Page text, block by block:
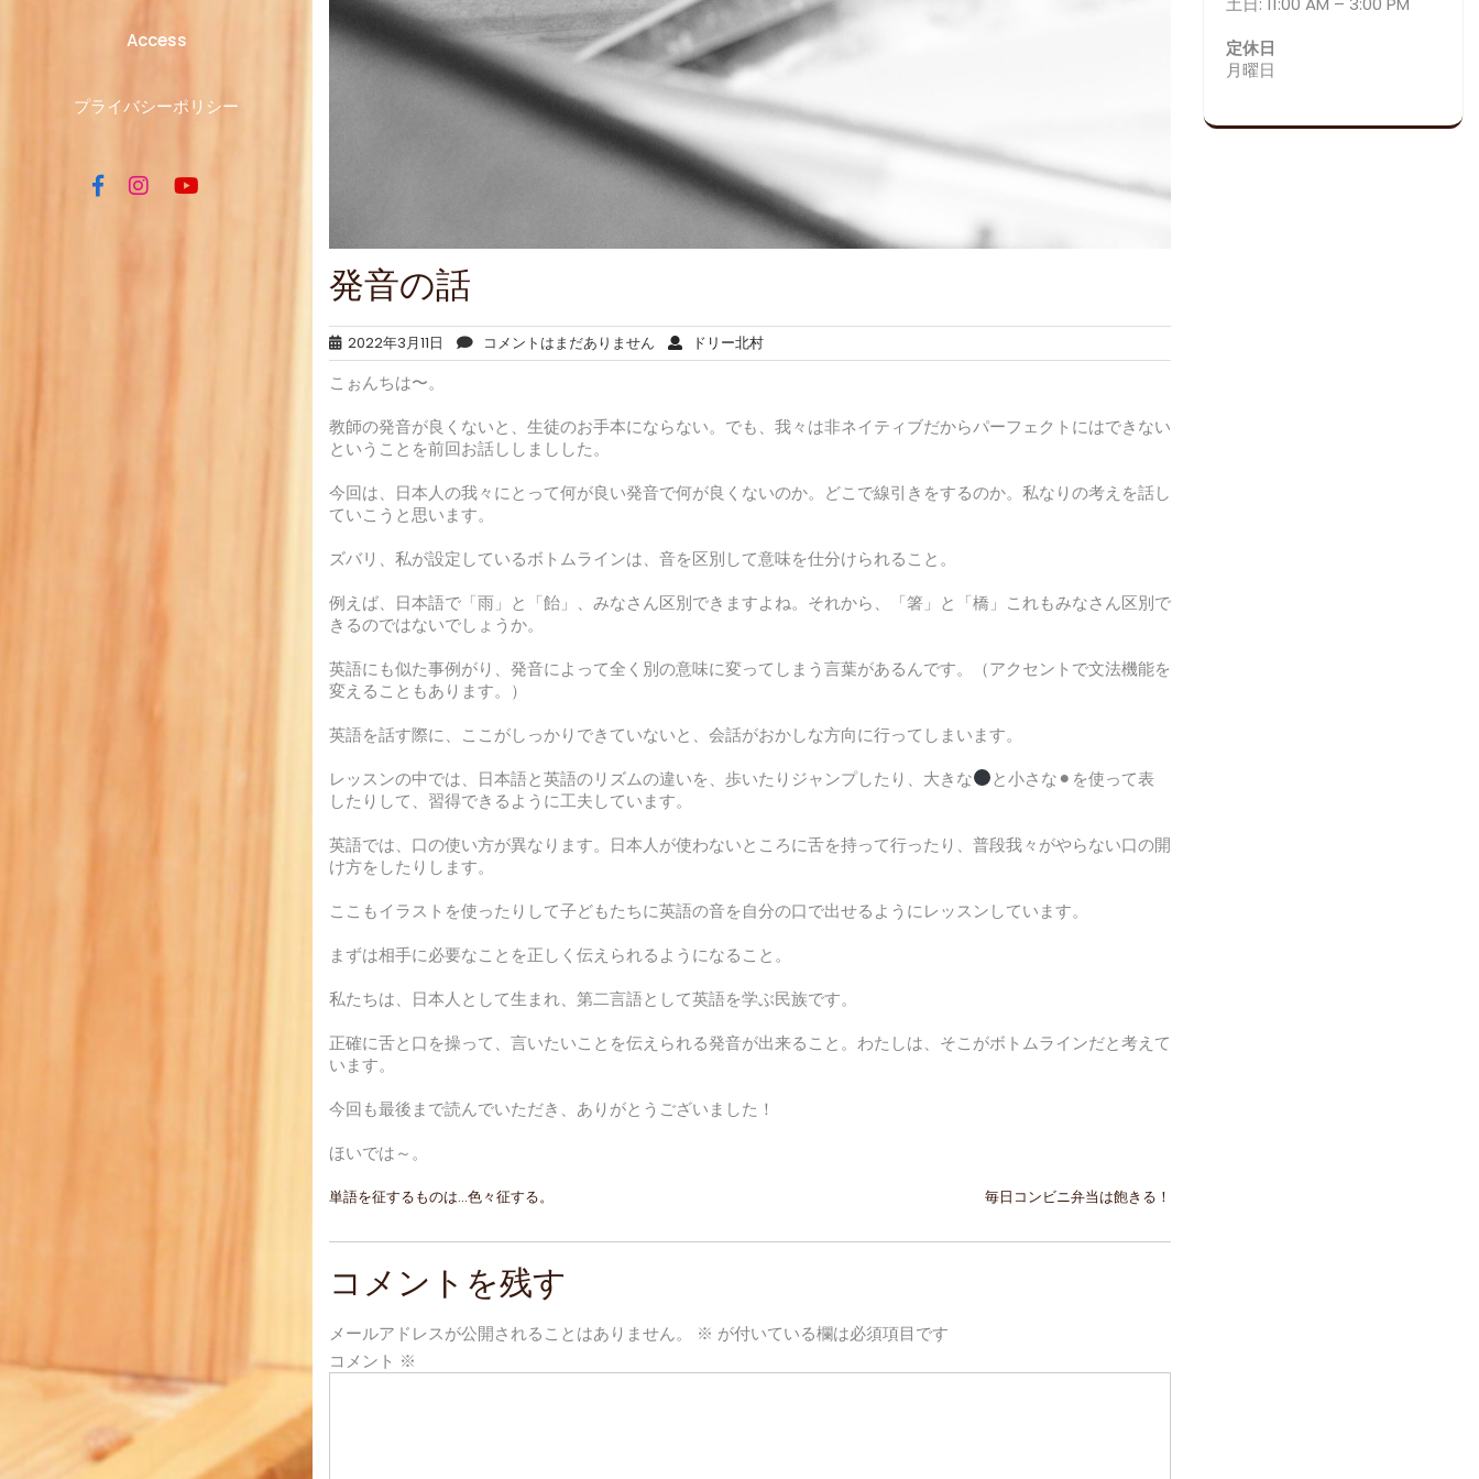
Access
プライバシーポリシー
発音の話
2022年3月11日 コメントはまだありません ドリー北村
こぉんちは〜。
教師の発音が良くないと、生徒のお手本にならない。でも、我々は非ネイティブだからパーフェクトにはできない
ということを前回お話ししましした。
今回は、日本人の我々にとって何が良い発音で何が良くないのか。どこで線引きをするのか。私なりの考えを話し
ていこうと思います。
ズバリ、私が設定しているボトムラインは、音を区別して意味を仕分けられること。
例えば、日本語で「雨」と「飴」、みなさん区別できますよね。それから、「箸」と「橋」これもみなさん区別で
きるのではないでしょうか。
英語にも似た事例がり、発音によって全く別の意味に変ってしまう言葉があるんです。（アクセントで文法機能を
変えることもあります。）
英語を話す際に、ここがしっかりできていないと、会話がおかしな方向に行ってしまいます。
レッスンの中では、日本語と英語のリズムの違いを、歩いたりジャンプしたり、大きな
と小さな⚫︎を使って表
したりして、習得できるように工夫しています。
英語では、口の使い方が異なります。日本人が使わないところに舌を持って行ったり、普段我々がやらない口の開
け方をしたりします。
ここもイラストを使ったりして子どもたちに英語の音を自分の口で出せるようにレッスンしています。
まずは相手に必要なことを正しく伝えられるようになること。
私たちは、日本人として生まれ、第二言語として英語を学ぶ民族です。
正確に舌と口を操って、言いたいことを伝えられる発音が出来ること。わたしは、そこがボトムラインだと考えて
います。
今回も最後まで読んでいただき、ありがとうございました！
ほいでは～。
投
稿
ナ
ゲ
ー
単語を征するものは…色々征する。 毎日コンビニ弁当は飽きる！
コメントを残す
メールアドレスが公開されることはありません。 ※ が付いている欄は必須項目です
コメント ※
定休日
月曜日